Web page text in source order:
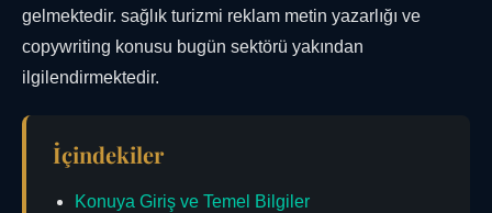
gelmektedir. sağlık turizmi reklam metin yazarlığı ve
copywriting konusu bugün sektörü yakından
ilgilendirmektedir.
İçindekiler
Konuya Giriş ve Temel Bilgiler